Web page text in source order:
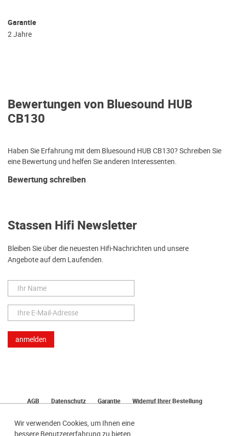
Wir verwenden Cookies, um Ihnen eine
Garantie
2 Jahre
Bewertungen von Bluesound HUB
CB130
Haben Sie Erfahrung mit dem Bluesound HUB CB130? Schreiben Sie
eine Bewertung und helfen Sie anderen Interessenten.
Bewertung schreiben
Stassen Hifi Newsletter
Bleiben Sie über die neuesten Hifi-Nachrichten und unsere
Angebote auf dem Laufenden.
AGB Datenschutz Garantie
Widerruf Ihrer Bestellung